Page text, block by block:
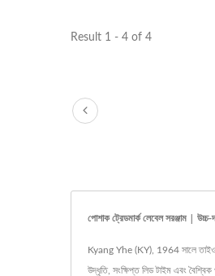
Result 1 - 4 of 4
পোশাক ট্রেডমার্ক লেবেল সরঞ্জাম |
Kyang Yhe (KY), 1964 সালে
উদ্ধৃতি, সংক্ষিপ্ত লিড টাইম এবং বৈশ্বিক